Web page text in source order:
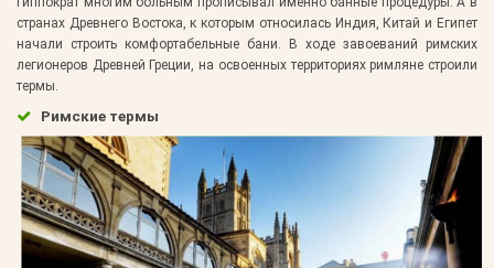
странах Древнего Востока, к которым относилась Индия, Китай и Египет
начали строить комфортабельные бани. В ходе завоеваний римских
легионеров Древней Греции, на освоенных территориях римляне строили
термы.
Римские термы